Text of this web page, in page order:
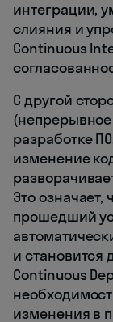
интеграции,
слияния и
Continuous
С другой
(непрерывное
разработке
изменение
Это
прошедший
и становится
Continuous
изменения в